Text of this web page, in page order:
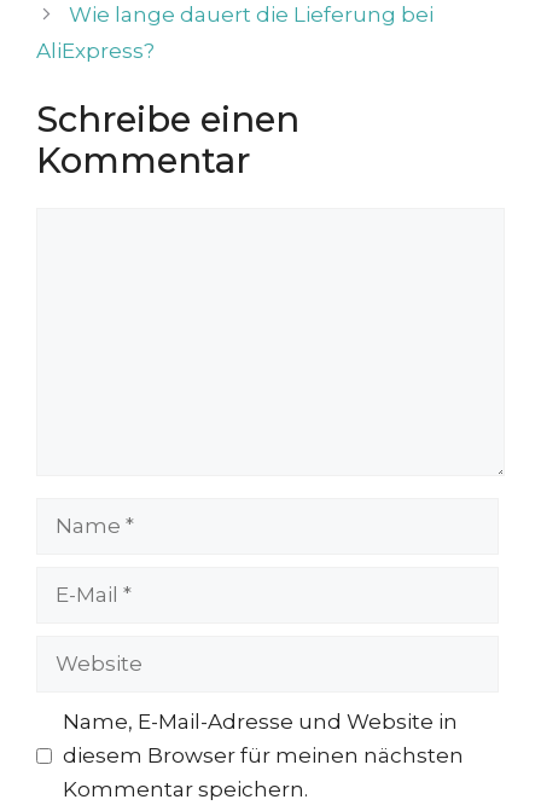
Wie lange dauert die Lieferung bei
AliExpress?
Schreibe einen
Kommentar
Name
Website
Name, E-Mail-Adresse und Website in
diesem Browser für meinen nächsten
Kommentar speichern.